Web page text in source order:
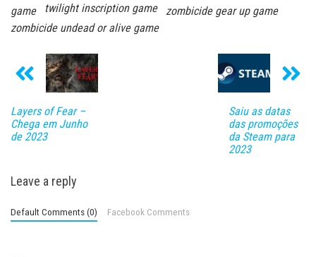
game
twilight inscription game
zombicide gear up game
zombicide undead or alive game
Layers of Fear –
Chega em Junho
de 2023
Saiu as datas
das promoções
da Steam para
2023
Leave a reply
Default Comments (0) Facebook Comments